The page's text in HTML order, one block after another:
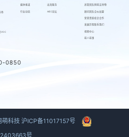
场
VOC
媒体报道
行业动态
出海服务
AIEC论坛
高管团队
顾问团队
荣誉资质
发展历程
视频中心
萌人萌事
网萌吉祥物
合伙加盟
校企合作
联系我们
0850
萌科技 沪ICP备11017157号
号